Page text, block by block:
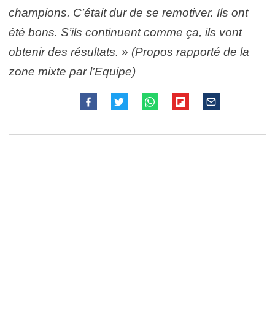
champions. C’était dur de se remotiver. Ils ont
été bons. S’ils continuent comme ça, ils vont
obtenir des résultats. » (Propos rapporté de la
zone mixte par l’Equipe)